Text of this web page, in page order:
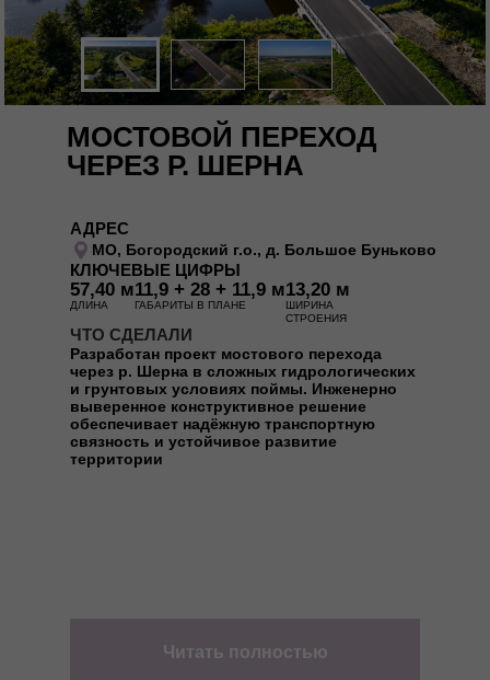
АДРЕС
МО, Богородский г.о., д. Большое Буньково
КЛЮЧЕВЫЕ ЦИФРЫ
57,40 м
ДЛИНА
11,9 + 28 + 11,9 м
ГАБАРИТЫ В ПЛАНЕ
13,20 м
ШИРИНА
СТРОЕНИЯ
ЧТО СДЕЛАЛИ
Разработан проект мостового перехода
через р. Шерна в сложных гидрологических
и грунтовых условиях поймы. Инженерно
выверенное конструктивное решение
обеспечивает надёжную транспортную
связность и устойчивое развитие
территории
МОСТОВОЙ ПЕРЕХОД
ЧЕРЕЗ Р. ШЕРНА
Читать полностью